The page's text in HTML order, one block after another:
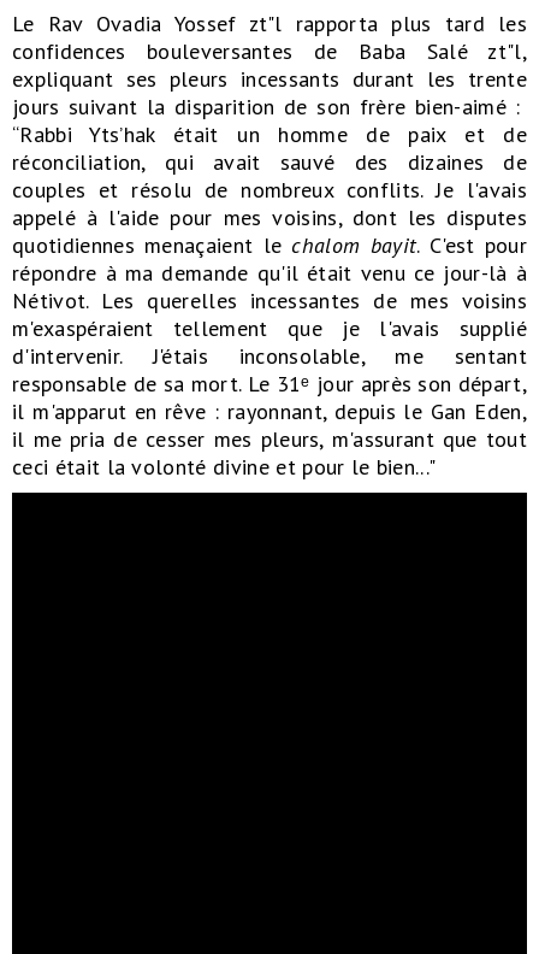
Le Rav Ovadia Yossef zt"l rapporta plus tard les
confidences bouleversantes de Baba Salé zt"l,
expliquant ses pleurs incessants durant les trente
jours suivant la disparition de son frère bien-aimé :
“Rabbi Yts’hak était un homme de paix et de
réconciliation, qui avait sauvé des dizaines de
couples et résolu de nombreux conflits. Je l'avais
appelé à l'aide pour mes voisins, dont les disputes
quotidiennes menaçaient le chalom bayit. C'est pour
répondre à ma demande qu'il était venu ce jour-là à
Nétivot. Les querelles incessantes de mes voisins
m'exaspéraient tellement que je l'avais supplié
d'intervenir. J'étais inconsolable, me sentant
responsable de sa mort. Le 31ᵉ jour après son départ,
il m'apparut en rêve : rayonnant, depuis le Gan Eden,
il me pria de cesser mes pleurs, m'assurant que tout
ceci était la volonté divine et pour le bien..."